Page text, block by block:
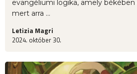
evangéliumi logika, amely
mert arra ...
Letizia Magri
2024. október 30.